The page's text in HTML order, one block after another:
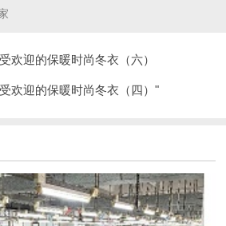
欢迎的保暖时尚冬衣（六）
欢迎的保暖时尚冬衣（四）"